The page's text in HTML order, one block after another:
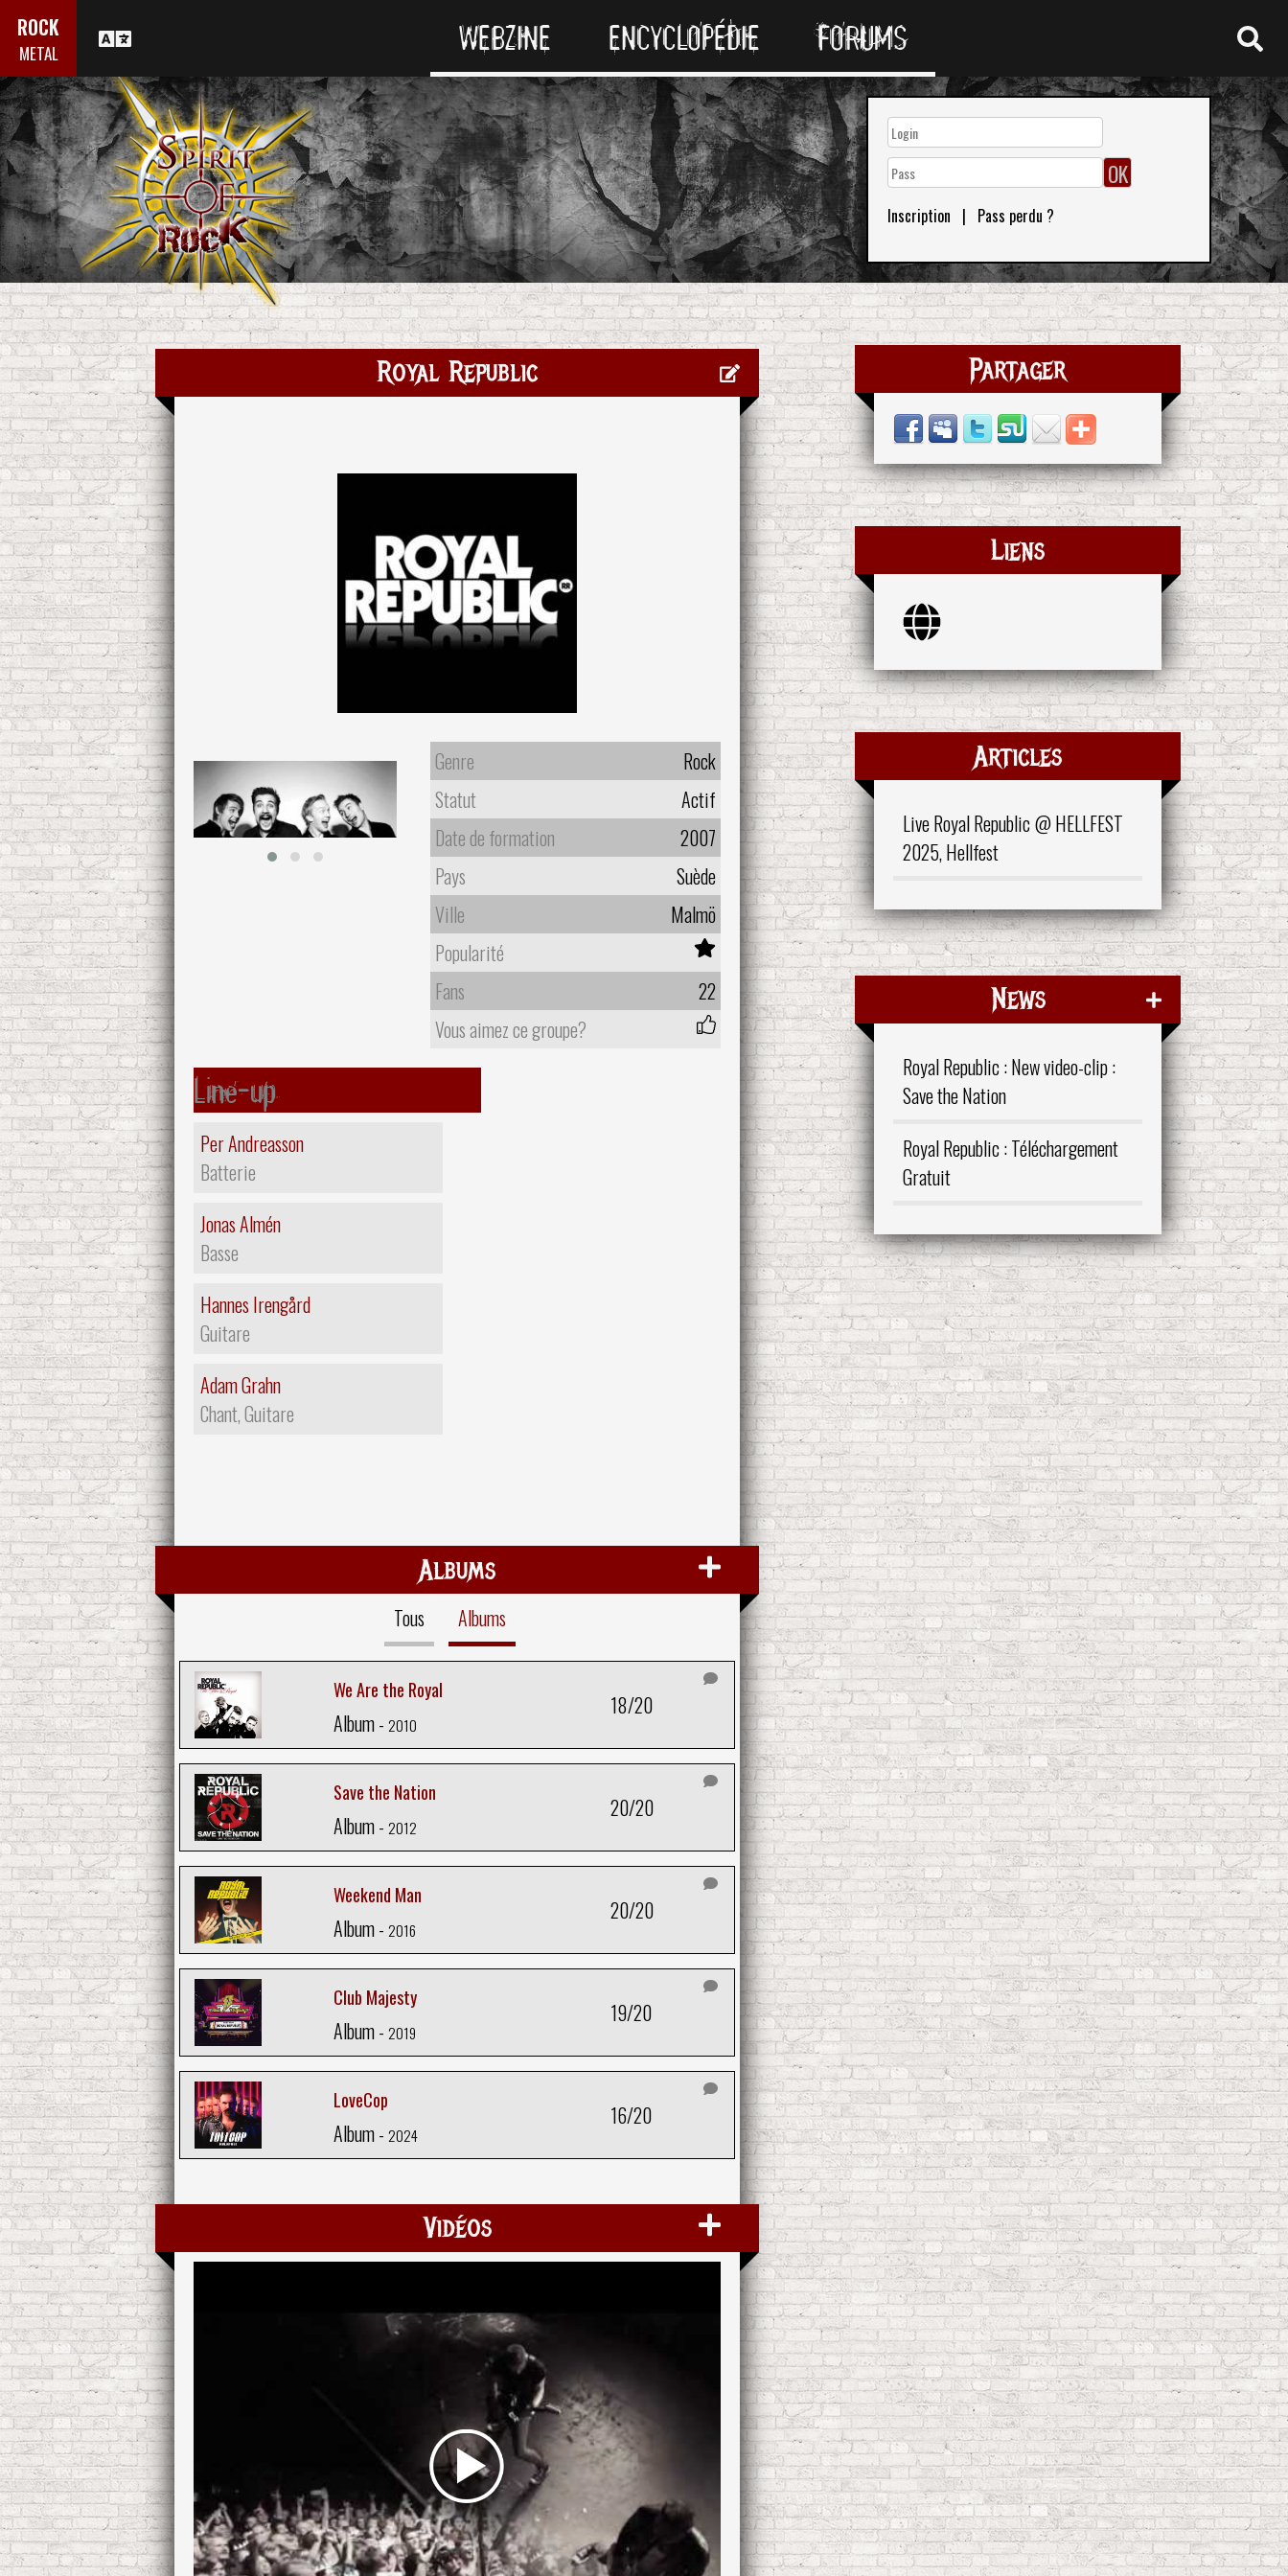
ROCK
METAL WEBZINE ENCYCLOPÉDIE FORUMS
Inscription | Pass perdu ?
Royal Republic
Genre
Rock
Statut
Actif
Date de formation
2007
Pays
Suède
Ville
Malmö
Popularité
Fans
22
Vous aimez ce groupe?
Line-up
Per Andreasson
Batterie
Jonas Almén
Basse
Hannes Irengård
Guitare
Adam Grahn
Chant, Guitare
Albums
Tous Albums
We Are the Royal
Album - 2010
18/20
Save the Nation
Album - 2012
20/20
Weekend Man
Album - 2016
20/20
Club Majesty
Album - 2019
19/20
LoveCop
Album - 2024
16/20
Vidéos
Partager
Liens
Articles
Live Royal Republic @ HELLFEST
2025, Hellfest
News
Royal Republic : New video-clip :
Save the Nation
Royal Republic : Téléchargement
Gratuit